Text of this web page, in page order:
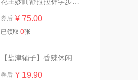
券后 ¥ 75.00
已领取 0张
【盐津铺子】香辣休闲零食大礼包30包
券后 ¥ 19.90